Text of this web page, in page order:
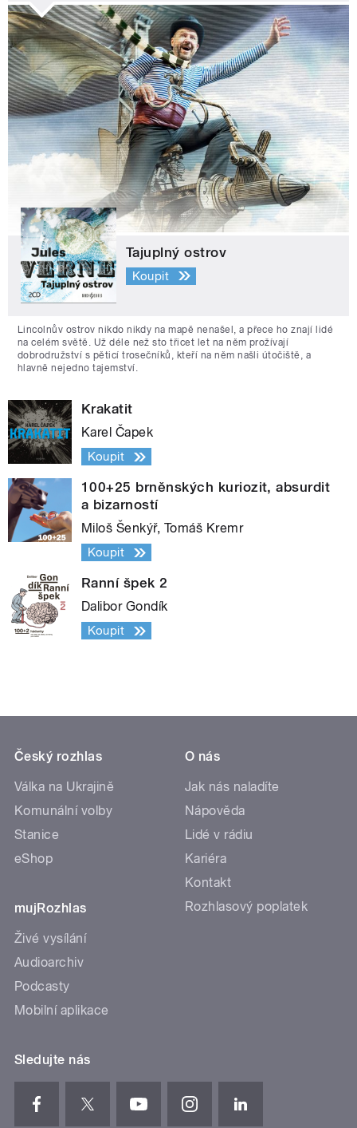
Tajuplný ostrov
Koupit
Lincolnův ostrov nikdo nikdy na mapě nenašel, a přece ho znají lidé
na celém světě. Už déle než sto třicet let na něm prožívají
dobrodružství s pěticí trosečníků, kteří na něm našli útočiště, a
hlavně nejedno tajemství.
Krakatit
Karel Čapek
Koupit
100+25 brněnských kuriozit, absurdit
a bizarností
Miloš Šenkýř, Tomáš Kremr
Koupit
Ranní špek 2
Dalibor Gondík
Koupit
Český rozhlas
Válka na Ukrajině
Komunální volby
Stanice
eShop
mujRozhlas
Živé vysílání
Audioarchiv
Podcasty
Mobilní aplikace
O nás
Jak nás naladíte
Nápověda
Lidé v rádiu
Kariéra
Kontakt
Rozhlasový poplatek
Sledujte nás